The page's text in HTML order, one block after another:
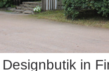
Designbutik in